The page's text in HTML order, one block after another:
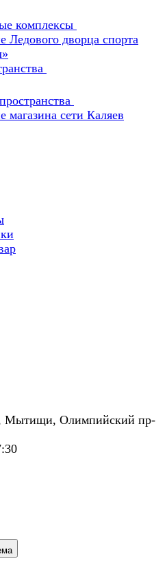
комплексы
Ледового дворца спорта
магазина сети Каляев
Мытищи, Олимпийский пр-